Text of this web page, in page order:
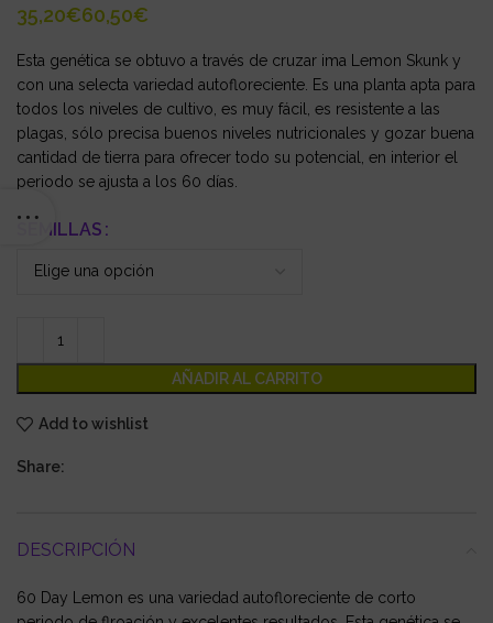
€ €
Esta genética se obtuvo a través de cruzar ima Lemon Skunk y
con una selecta variedad autofloreciente. Es una planta apta para
todos los niveles de cultivo, es muy fácil, es resistente a las
plagas, sólo precisa buenos niveles nutricionales y gozar buena
cantidad de tierra para ofrecer todo su potencial, en interior el
periodo se ajusta a los 60 días.
SEMILLAS
AÑADIR AL CARRITO
Add to wishlist
Share:
DESCRIPCIÓN
60 Day Lemon es una variedad autofloreciente de corto